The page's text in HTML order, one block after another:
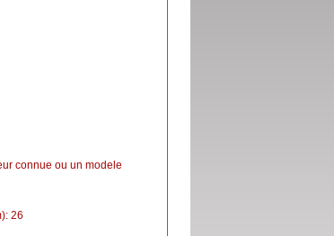
connue ou un modele
26